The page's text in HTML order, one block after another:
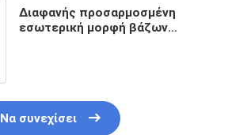
Διαφανής προσαρμοσμένη
εσωτερική μορφή βάζων
Να συνεχίσει